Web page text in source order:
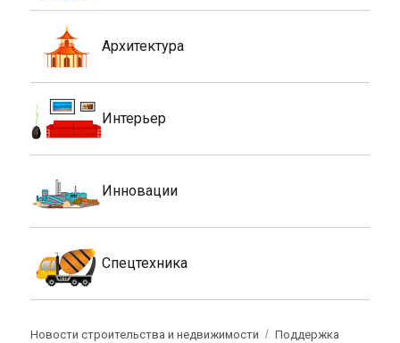
Архитектура
Интерьер
Инновации
Спецтехника
Новости строительства и недвижимости
Поддержка